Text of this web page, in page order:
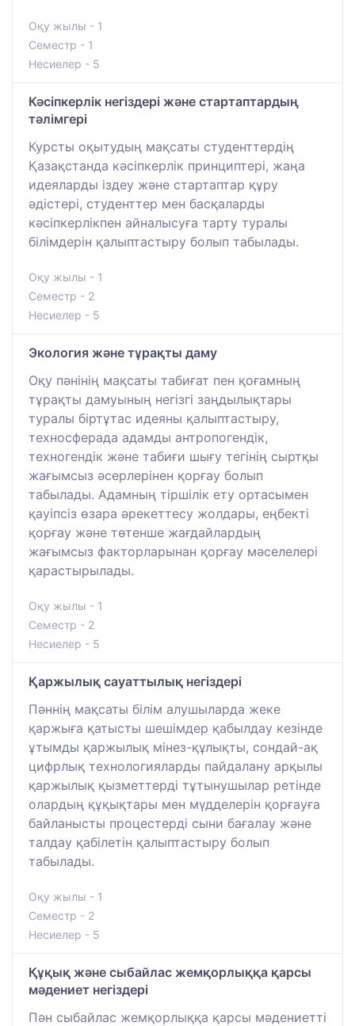
Оқу жылы - 1
Семестр - 1
Несиелер - 5
Кәсіпкерлік негіздері және стартаптардың
тәлімгері
Курсты оқытудың мақсаты студенттердің
Қазақстанда кәсіпкерлік принциптері, жаңа
идеяларды іздеу және стартаптар құру
әдістері, студенттер мен басқаларды
кәсіпкерлікпен айналысуға тарту туралы
білімдерін қалыптастыру болып табылады.
Оқу жылы - 1
Семестр - 2
Несиелер - 5
Экология және тұрақты даму
Оқу пәнінің мақсаты табиғат пен қоғамның
тұрақты дамуының негізгі заңдылықтары
туралы біртұтас идеяны қалыптастыру,
техносферада адамды антропогендік,
техногендік және табиғи шығу тегінің сыртқы
жағымсыз әсерлерінен қорғау болып
табылады. Адамның тіршілік ету ортасымен
қауіпсіз өзара әрекеттесу жолдары, еңбекті
қорғау және төтенше жағдайлардың
жағымсыз факторларынан қорғау мәселелері
қарастырылады.
Оқу жылы - 1
Семестр - 2
Несиелер - 5
Қаржылық сауаттылық негіздері
Пәннің мақсаты білім алушыларда жеке
қаржыға қатысты шешімдер қабылдау кезінде
ұтымды қаржылық мінез-құлықты, сондай-ақ
цифрлық технологияларды пайдалану арқылы
қаржылық қызметтерді тұтынушылар ретінде
олардың құқықтары мен мүдделерін қорғауға
байланысты процестерді сыни бағалау және
талдау қабілетін қалыптастыру болып
табылады.
Оқу жылы - 1
Семестр - 2
Несиелер - 5
Құқық және сыбайлас жемқорлыққа қарсы
мәдениет негіздері
Пән сыбайлас жемқорлыққа қарсы мәдениетті